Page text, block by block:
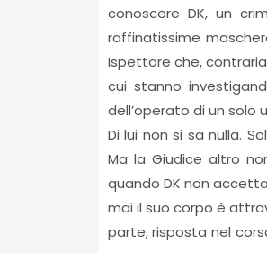
conoscere DK, un
raffinatissime
Ispettore che,
cui stanno
dell’operato di un solo
Di lui non si sa nulla.
Ma la Giudice altro
quando DK non
mai il suo corpo è
parte, risposta nel